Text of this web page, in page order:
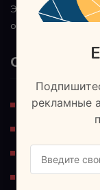
Этому не обучают
обучению
Регистрация
Для партнеров
Обучающие
рекламные